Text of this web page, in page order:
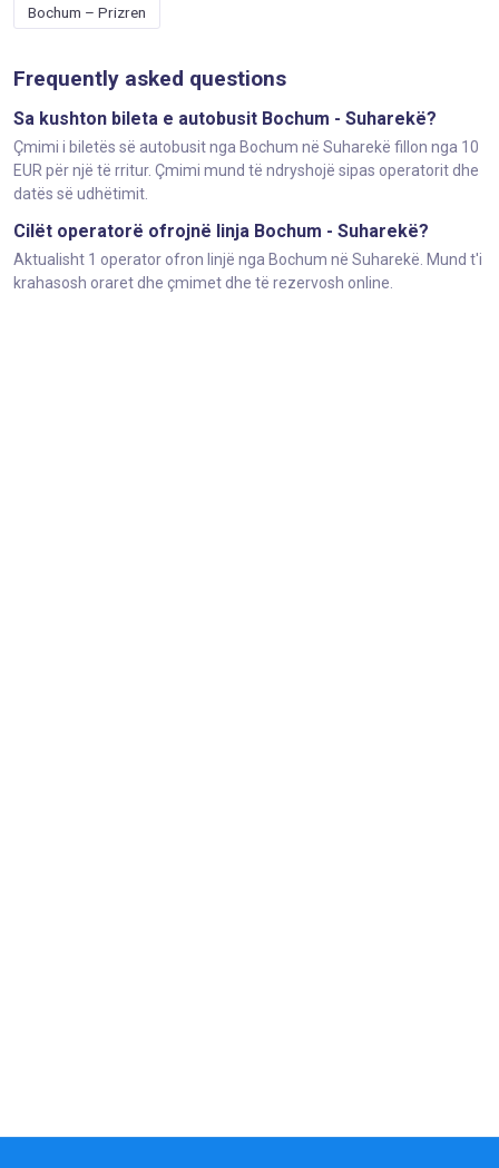
Bochum – Prizren
Frequently asked questions
Sa kushton bileta e autobusit Bochum - Suharekë?
Çmimi i biletës së autobusit nga Bochum në Suharekë fillon nga 10
EUR për një të rritur. Çmimi mund të ndryshojë sipas operatorit dhe
datës së udhëtimit.
Cilët operatorë ofrojnë linja Bochum - Suharekë?
Aktualisht 1 operator ofron linjë nga Bochum në Suharekë. Mund t'i
krahasosh oraret dhe çmimet dhe të rezervosh online.